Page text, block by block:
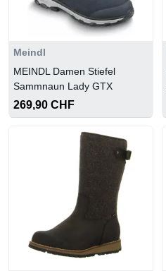
Meindl
MEINDL Damen Stiefel
Sammnaun Lady GTX
269,90 CHF